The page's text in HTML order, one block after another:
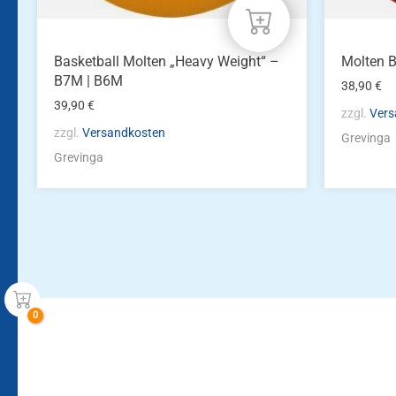
Basketball Molten „Heavy Weight“ –
B7M | B6M
39,90€
zzgl.Versandkosten
Grevinga
Molten
38,90€
zzgl.
Grevinga